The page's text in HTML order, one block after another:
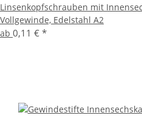
Linsenkopfschrauben mit
Vollgewinde, Edelstahl A2
ab 0,11 € *